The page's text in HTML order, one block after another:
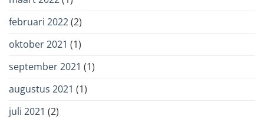
februari 2022(2)
oktober 2021 (1)
september 2021 (1)
augustus 2021 (1)
juli 2021 (2)